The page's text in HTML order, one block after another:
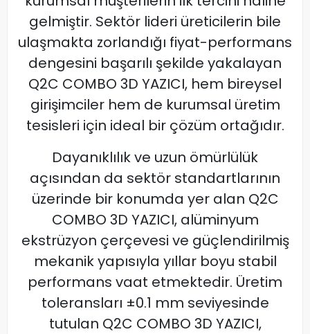
gelmiştir. Sektör lideri üreticilerin bile
ulaşmakta zorlandığı fiyat-performans
dengesini başarılı şekilde yakalayan
Q2C COMBO 3D YAZICI, hem bireysel
girişimciler hem de kurumsal üretim
tesisleri için ideal bir çözüm ortağıdır.
Dayanıklılık ve uzun ömürlülük
açısından da sektör standartlarının
üzerinde bir konumda yer alan Q2C
COMBO 3D YAZICI, alüminyum
ekstrüzyon çerçevesi ve güçlendirilmiş
mekanik yapısıyla yıllar boyu stabil
performans vaat etmektedir. Üretim
toleransları ±0.1 mm seviyesinde
tutulan Q2C COMBO 3D YAZICI,